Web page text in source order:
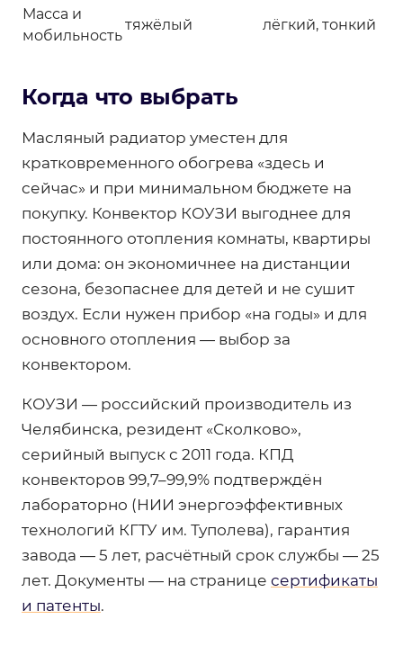
Масса и
мобильность
тяжёлый лёгкий, тонкий
Когда что выбрать
Масляный радиатор уместен для
кратковременного обогрева «здесь и
сейчас» и при минимальном бюджете на
покупку. Конвектор КОУЗИ выгоднее для
постоянного отопления комнаты, квартиры
или дома: он экономичнее на дистанции
сезона, безопаснее для детей и не сушит
воздух. Если нужен прибор «на годы» и для
основного отопления — выбор за
конвектором.
КОУЗИ — российский производитель из
Челябинска, резидент «Сколково»,
серийный выпуск с 2011 года. КПД
конвекторов 99,7–99,9% подтверждён
лабораторно (НИИ энергоэффективных
технологий КГТУ им. Туполева), гарантия
завода — 5 лет, расчётный срок службы — 25
лет. Документы — на странице сертификаты
и патенты.